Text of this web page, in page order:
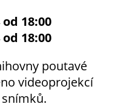
18:00
18:00
poutavé
videoprojekcí
kampaní.
Jejich pomocí
počet návštěv
a zdroje
návštěv našich